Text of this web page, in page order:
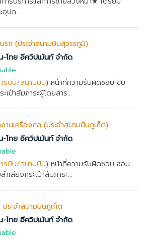
อุปก...
ถ (ประจำสนามบินสุวรรภูมิ)
ไทย อีควิปเม้นท์ จำกัด
รบิน/สนามบิน) หน้าที่ความรับผิดชอบ ขับ
เป๋าสัมภาระผู้โดยสาร...
านเครื่องกล (ประจำสนามบินภูเก็ต)
ไทย อีควิปเม้นท์ จำกัด
รบิน/สนามบิน) หน้าที่ความรับผิดชอบ ซ่อม
ำเลียงกระเป๋าสัมภาระ...
ประจำสนามบินภูเก็ต
ไทย อีควิปเม้นท์ จำกัด